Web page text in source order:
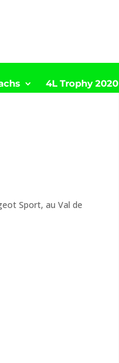
4L Trophy 2020
Sport, au Val de